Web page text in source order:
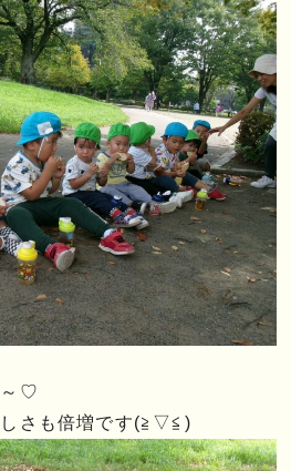
～♡
さも倍増です(≧▽≦)